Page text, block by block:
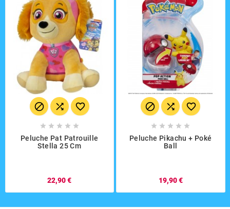
  
    
Peluche Pat Patrouille
Stella 25 Cm
22,90 €
  
    
Peluche Pikachu + Poké
Ball
19,90 €